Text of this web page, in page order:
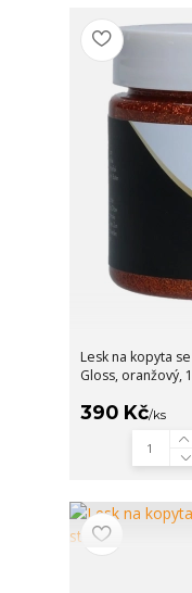
Lesk na kopyta
Gloss, oranžový,
390 Kč/ks